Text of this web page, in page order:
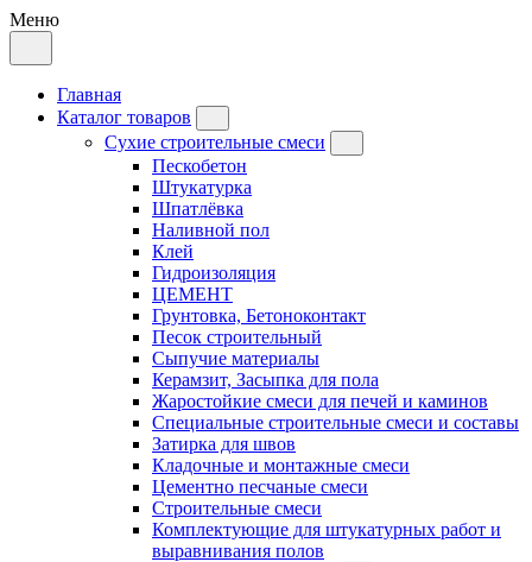
Меню
Главная
Каталог товаров
Сухие строительные смеси
Пескобетон
Штукатурка
Шпатлёвка
Наливной пол
Клей
Гидроизоляция
ЦЕМЕНТ
Грунтовка, Бетоноконтакт
Песок строительный
Сыпучие материалы
Керамзит, Засыпка для пола
Жаростойкие смеси для печей и каминов
Специальные строительные смеси и составы
Затирка для швов
Кладочные и монтажные смеси
Цементно песчаные смеси
Строительные смеси
Комплектующие для штукатурных работ и
выравнивания полов